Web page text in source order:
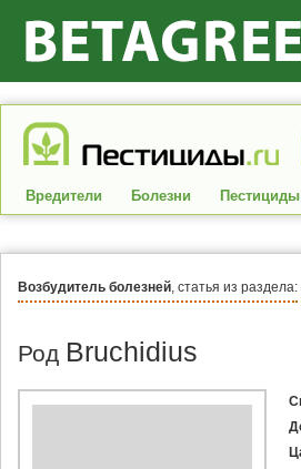
Вредители Болезни Пестициды
Возбудитель болезней, статья из раздела:
Род Bruchidius